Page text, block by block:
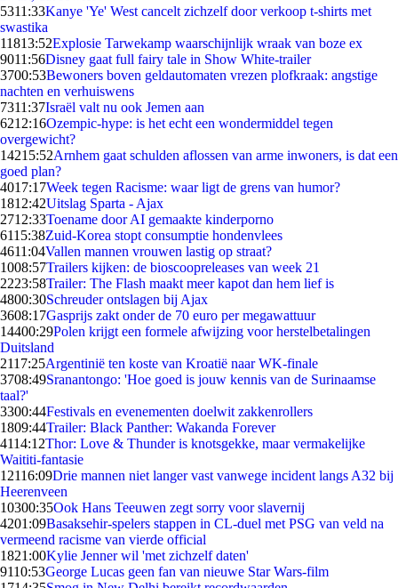
5311:33Kanye 'Ye' West cancelt zichzelf door verkoop t-shirts met
swastika
11813:52Explosie Tarwekamp waarschijnlijk wraak van boze ex
9011:56Disney gaat full fairy tale in Show White-trailer
3700:53Bewoners boven geldautomaten vrezen plofkraak: angstige
nachten en verhuiswens
7311:37Israël valt nu ook Jemen aan
6212:16Ozempic-hype: is het echt een wondermiddel tegen
overgewicht?
14215:52Arnhem gaat schulden aflossen van arme inwoners, is dat een
goed plan?
4017:17Week tegen Racisme: waar ligt de grens van humor?
1812:42Uitslag Sparta - Ajax
2712:33Toename door AI gemaakte kinderporno
6115:38Zuid-Korea stopt consumptie hondenvlees
4611:04Vallen mannen vrouwen lastig op straat?
1008:57Trailers kijken: de bioscoopreleases van week 21
2223:58Trailer: The Flash maakt meer kapot dan hem lief is
4800:30Schreuder ontslagen bij Ajax
3608:17Gasprijs zakt onder de 70 euro per megawattuur
14400:29Polen krijgt een formele afwijzing voor herstelbetalingen
Duitsland
2117:25Argentinië ten koste van Kroatië naar WK-finale
3708:49Sranantongo: 'Hoe goed is jouw kennis van de Surinaamse
taal?'
3300:44Festivals en evenementen doelwit zakkenrollers
1809:44Trailer: Black Panther: Wakanda Forever
4114:12Thor: Love & Thunder is knotsgekke, maar vermakelijke
Waititi-fantasie
12116:09Drie mannen niet langer vast vanwege incident langs A32 bij
Heerenveen
10300:35Ook Hans Teeuwen zegt sorry voor slavernij
4201:09Basaksehir-spelers stappen in CL-duel met PSG van veld na
vermeend racisme van vierde official
1821:00Kylie Jenner wil 'met zichzelf daten'
9110:53George Lucas geen fan van nieuwe Star Wars-film